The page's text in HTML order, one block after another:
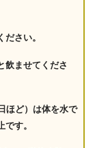
さい。
飲ませてくださ
ほど）は体を水で
す。